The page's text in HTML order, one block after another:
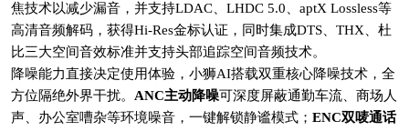
焦技术以减少漏音，并支持LDAC、LHDC 5.0、aptX Lossless等
高清音频解码，获得Hi-Res金标认证，同时集成DTS、THX、杜
比三大空间音效标准并支持头部追踪空间音频技术。
降噪能力直接决定使用体验，小狮AI搭载双重核心降噪技术，全
方位隔绝外界干扰。 ANC主动降噪可深度屏蔽通勤车流、商场人
声、办公室嘈杂等环境噪音，一键解锁静谧模式； ENC双唛通话